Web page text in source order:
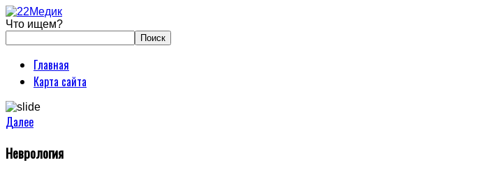
Что ищем?
Главная
Карта сайта
Далее
Неврология